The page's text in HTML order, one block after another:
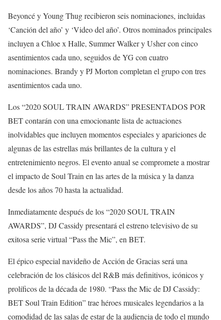
Beyoncé y Young Thug recibieron seis nominaciones, incluidas
‘Canción del año’ y ‘Video del año’. Otros nominados principales
incluyen a Chloe x Halle, Summer Walker y Usher con cinco
asentimientos cada uno, seguidos de YG con cuatro
nominaciones. Brandy y PJ Morton completan el grupo con tres
asentimientos cada uno.
Los “2020 SOUL TRAIN AWARDS” PRESENTADOS POR
BET contarán con una emocionante lista de actuaciones
inolvidables que incluyen momentos especiales y apariciones de
algunas de las estrellas más brillantes de la cultura y el
entretenimiento negros. El evento anual se compromete a mostrar
el impacto de Soul Train en las artes de la música y la danza
desde los años 70 hasta la actualidad.
Inmediatamente después de los “2020 SOUL TRAIN
AWARDS”, DJ Cassidy presentará el estreno televisivo de su
exitosa serie virtual “Pass the Mic”, en BET.
El épico especial navideño de Acción de Gracias será una
celebración de los clásicos del R&B más definitivos, icónicos y
prolíficos de la década de 1980. “Pass the Mic de DJ Cassidy:
BET Soul Train Edition” trae héroes musicales legendarios a la
comodidad de las salas de estar de la audiencia de todo el mundo